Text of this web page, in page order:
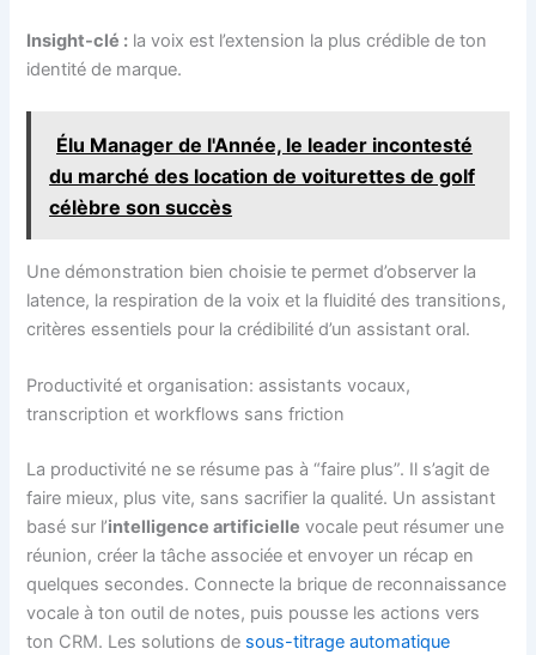
Insight-clé : la voix est l’extension la plus crédible de ton
identité de marque.
Élu Manager de l'Année, le leader incontesté
du marché des location de voiturettes de golf
célèbre son succès
Une démonstration bien choisie te permet d’observer la
latence, la respiration de la voix et la fluidité des transitions,
critères essentiels pour la crédibilité d’un assistant oral.
Productivité et organisation: assistants vocaux,
transcription et workflows sans friction
La productivité ne se résume pas à “faire plus”. Il s’agit de
faire mieux, plus vite, sans sacrifier la qualité. Un assistant
basé sur l’intelligence artificielle vocale peut résumer une
réunion, créer la tâche associée et envoyer un récap en
quelques secondes. Connecte la brique de reconnaissance
vocale à ton outil de notes, puis pousse les actions vers
ton CRM. Les solutions de sous-titrage automatique